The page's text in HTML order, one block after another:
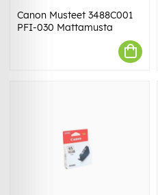
Canon Musteet 3488C001
PFI-030 Mattamusta